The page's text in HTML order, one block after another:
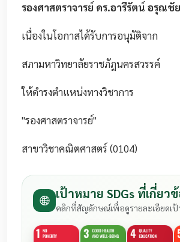
รองศาสตราจารย์ ดร.อารีรัตน์ อรุณชัย
เนื่องในโอกาสได้รับการอนุมัติจาก
สภามหาวิทยาลัยราชภัฎนครสวรรค์
ให้ดำรงตำแหน่งทางวิชาการ
"รองศาสตราจารย์"
สาขาวิชาคณิตศาสตร์ (0104)
เป้าหมาย SDGs ที่เกี่ยว
คลิกที่สัญลักษณ์เพื่อดูรายละเอียดเป้